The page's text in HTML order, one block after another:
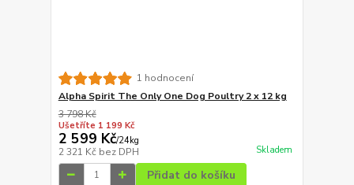
1 hodnocení
Alpha Spirit The Only One Dog Poultry 2 x 12 kg
3 798 Kč
Ušetříte 1 199 Kč
2 599 Kč/24kg
2 321 Kč bez DPH Skladem
Přidat do košíku